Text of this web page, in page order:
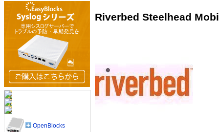
Riverbed Steelhead
OpenBlocks